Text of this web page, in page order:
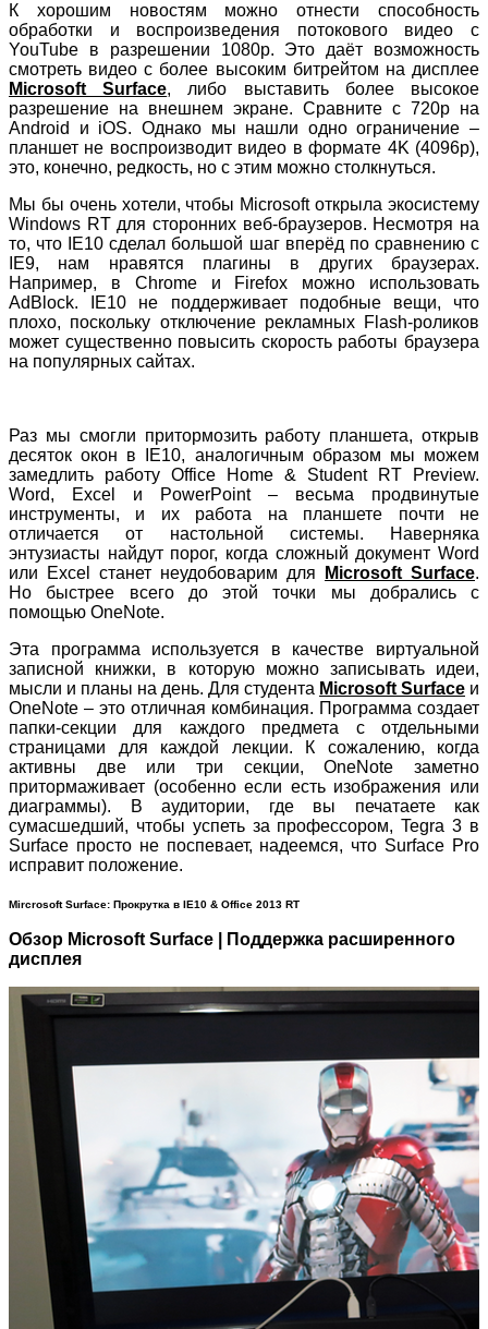
К хорошим новостям можно отнести способность
обработки и воспроизведения потокового видео с
YouTube в разрешении 1080p. Это даёт возможность
смотреть видео с более высоким битрейтом на дисплее
Microsoft Surface, либо выставить более высокое
разрешение на внешнем экране. Сравните с 720p на
Android и iOS. Однако мы нашли одно ограничение –
планшет не воспроизводит видео в формате 4K (4096p),
это, конечно, редкость, но с этим можно столкнуться.
Мы бы очень хотели, чтобы Microsoft открыла экосистему
Windows RT для сторонних веб-браузеров. Несмотря на
то, что IE10 сделал большой шаг вперёд по сравнению с
IE9, нам нравятся плагины в других браузерах.
Например, в Chrome и Firefox можно использовать
AdBlock. IE10 не поддерживает подобные вещи, что
плохо, поскольку отключение рекламных Flash-роликов
может существенно повысить скорость работы браузера
на популярных сайтах.
Раз мы смогли притормозить работу планшета, открыв
десяток окон в IE10, аналогичным образом мы можем
замедлить работу Office Home & Student RT Preview.
Word, Excel и PowerPoint – весьма продвинутые
инструменты, и их работа на планшете почти не
отличается от настольной системы. Наверняка
энтузиасты найдут порог, когда сложный документ Word
или Excel станет неудобоварим для
Microsoft Surface.
Но быстрее всего до этой точки мы добрались с
помощью OneNote.
Эта программа используется в качестве виртуальной
записной книжки, в которую можно записывать идеи,
мысли и планы на день. Для студента Microsoft Surface и
OneNote – это отличная комбинация. Программа создает
папки-секции для каждого предмета с отдельными
страницами для каждой лекции. К сожалению, когда
активны две или три секции, OneNote заметно
притормаживает (особенно если есть изображения или
диаграммы). В аудитории, где вы печатаете как
сумасшедший, чтобы успеть за профессором, Tegra 3 в
Surface просто не поспевает, надеемся, что Surface Pro
исправит положение.
Mircrosoft Surface: Прокрутка в IE10 & Office 2013 RT
Обзор Microsoft Surface | Поддержка расширенного
дисплея